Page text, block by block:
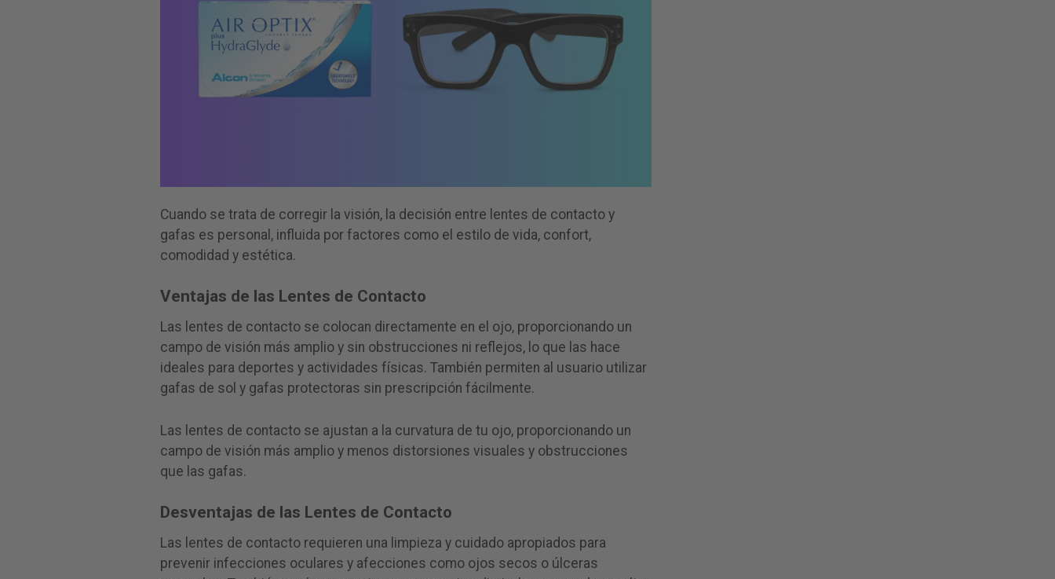
Cuando se trata de corregir la visión, la decisión entre lentes de contacto y
gafas es personal, influida por factores como el estilo de vida, confort,
comodidad y estética.
Ventajas de las Lentes de Contacto
Las lentes de contacto se colocan directamente en el ojo, proporcionando un
campo de visión más amplio y sin obstrucciones ni reflejos, lo que las hace
ideales para deportes y actividades físicas. También permiten al usuario utilizar
gafas de sol y gafas protectoras sin prescripción fácilmente.
Las lentes de contacto se ajustan a la curvatura de tu ojo, proporcionando un
campo de visión más amplio y menos distorsiones visuales y obstrucciones
que las gafas.
Desventajas de las Lentes de Contacto
Las lentes de contacto requieren una limpieza y cuidado apropiados para
prevenir infecciones oculares y afecciones como ojos secos o úlceras